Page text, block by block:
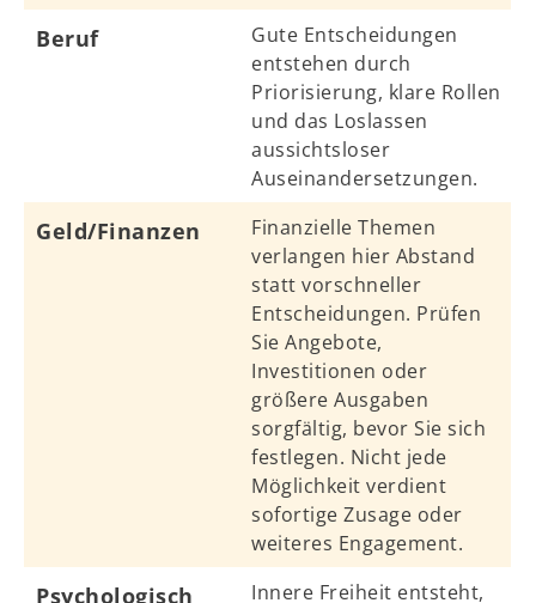
Beruf
Gute Entscheidungen
entstehen durch
Priorisierung, klare Rollen
und das Loslassen
aussichtsloser
Auseinandersetzungen.
Geld/Finanzen
Finanzielle Themen
verlangen hier Abstand
statt vorschneller
Entscheidungen. Prüfen
Sie Angebote,
Investitionen oder
größere Ausgaben
sorgfältig, bevor Sie sich
festlegen. Nicht jede
Möglichkeit verdient
sofortige Zusage oder
weiteres Engagement.
Psychologisch
Innere Freiheit entsteht,